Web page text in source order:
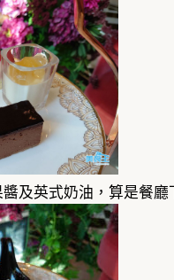
及英式奶油，算是餐